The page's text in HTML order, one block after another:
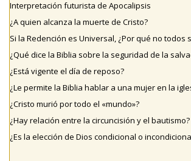
Interpretación futurista de Apocalipsis
¿A quien alcanza la muerte de Cristo?
Si la Redención es Universal, ¿Por qué no todos
¿Qué dice la Biblia sobre la seguridad de la
¿Está vigente el día de reposo?
¿Le permite la Biblia hablar a una mujer en la
¿Cristo murió por todo el «mundo»?
¿Hay relación entre la circuncisión y el bautismo?
¿Es la elección de Dios condicional o